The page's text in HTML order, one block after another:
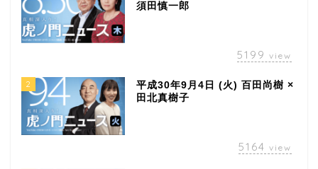
須田慎一郎
5199 view
2
平成30年9月4日 (火) 百田尚樹 ×
田北真樹子
5164 view